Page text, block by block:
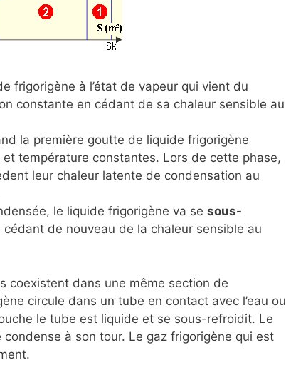
frigorigène à l’état de vapeur qui vient du
constante en cédant de sa chaleur sensible au
la première goutte de liquide frigorigène
température constantes. Lors de cette phase,
leur chaleur latente de condensation au
le liquide frigorigène va se sous-
de nouveau de la chaleur sensible au
coexistent dans une même section de
circule dans un tube en contact avec l’eau ou
le tube est liquide et se sous-refroidit. Le
à son tour. Le gaz frigorigène qui est